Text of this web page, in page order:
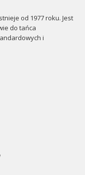
od 1977 roku. Jest
do tańca
i